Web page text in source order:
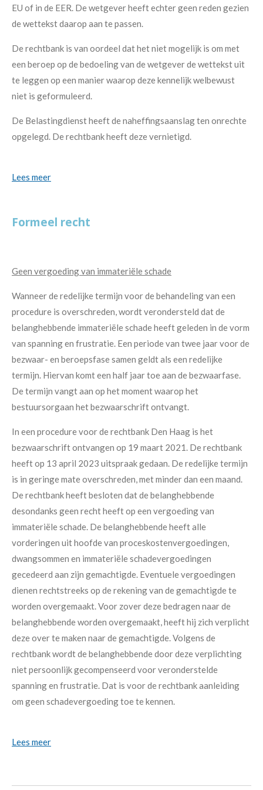
EU of in de EER. De wetgever heeft echter geen reden gezien
de wettekst daarop aan te passen.
De rechtbank is van oordeel dat het niet mogelijk is om met
een beroep op de bedoeling van de wetgever de wettekst uit
te leggen op een manier waarop deze kennelijk welbewust
niet is geformuleerd.
De Belastingdienst heeft de naheffingsaanslag ten onrechte
opgelegd. De rechtbank heeft deze vernietigd.
Lees meer
Formeel recht
Geen vergoeding van immateriële schade
Wanneer de redelijke termijn voor de behandeling van een
procedure is overschreden, wordt verondersteld dat de
belanghebbende immateriële schade heeft geleden in de vorm
van spanning en frustratie. Een periode van twee jaar voor de
bezwaar- en beroepsfase samen geldt als een redelijke
termijn. Hiervan komt een half jaar toe aan de bezwaarfase.
De termijn vangt aan op het moment waarop het
bestuursorgaan het bezwaarschrift ontvangt.
In een procedure voor de rechtbank Den Haag is het
bezwaarschrift ontvangen op 19 maart 2021. De rechtbank
heeft op 13 april 2023 uitspraak gedaan. De redelijke termijn
is in geringe mate overschreden, met minder dan een maand.
De rechtbank heeft besloten dat de belanghebbende
desondanks geen recht heeft op een vergoeding van
immateriële schade. De belanghebbende heeft alle
vorderingen uit hoofde van proceskostenvergoedingen,
dwangsommen en immateriële schadevergoedingen
gecedeerd aan zijn gemachtigde. Eventuele vergoedingen
dienen rechtstreeks op de rekening van de gemachtigde te
worden overgemaakt. Voor zover deze bedragen naar de
belanghebbende worden overgemaakt, heeft hij zich verplicht
deze over te maken naar de gemachtigde. Volgens de
rechtbank wordt de belanghebbende door deze verplichting
niet persoonlijk gecompenseerd voor veronderstelde
spanning en frustratie. Dat is voor de rechtbank aanleiding
om geen schadevergoeding toe te kennen.
Lees meer